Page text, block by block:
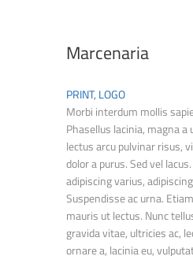
Marcenaria
PRINT, LOGO
Morbi interdum mollis
Phasellus lacinia, magna a
lectus arcu pulvinar risus,
dolor a purus. Sed vel
adipiscing varius,
Suspendisse ac urna.
mauris ut lectus. Nunc
gravida vitae, ultricies ac,
ornare a, lacinia eu,